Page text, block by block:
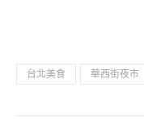
台北美食 華西街夜市